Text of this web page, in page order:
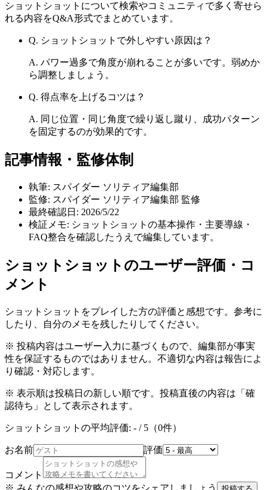
ショットショット について検索やコミュニティで多く寄せら
れる内容をQ&A形式でまとめています。
Q. ショットショットで外しやすい原因は？
A. パワー過多で角度が崩れることが多いです。弱めか
ら調整しましょう。
Q. 得点率を上げるコツは？
A. 同じ位置・同じ角度で繰り返し蹴り、成功パターン
を固定するのが効果的です。
記事情報・監修体制
執筆: スパイダー ソリティア編集部
監修: スパイダー ソリティア編集部 監修
最終確認日: 2026/5/22
検証メモ: ショットショットの基本操作・主要導線・
FAQ整合を確認したうえで編集しています。
ショットショット のユーザー評価・コ
メント
ショットショット をプレイした方の評価と感想です。参考に
したり、自分のメモを残したりしてください。
※ 投稿内容はユーザー入力に基づくもので、編集部が事実
性を保証するものではありません。不適切な内容は報告によ
り確認・対応します。
※ 表示順は投稿日の新しい順です。投稿直後の内容は「確
認待ち」として表示されます。
ショットショット の平均評価: - / 5（0件）
お名前 評価
コメント
※ みんなの感想や攻略のコツをシェアしましょう